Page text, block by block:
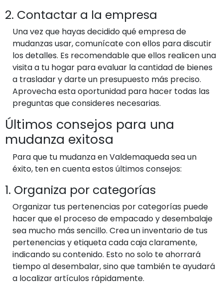
2. Contactar a la empresa
Una vez que hayas decidido qué empresa de
mudanzas usar, comunícate con ellos para discutir
los detalles. Es recomendable que ellos realicen una
visita a tu hogar para evaluar la cantidad de bienes
a trasladar y darte un presupuesto más preciso.
Aprovecha esta oportunidad para hacer todas las
preguntas que consideres necesarias.
Últimos consejos para una
mudanza exitosa
Para que tu mudanza en Valdemaqueda sea un
éxito, ten en cuenta estos últimos consejos:
1. Organiza por categorías
Organizar tus pertenencias por categorías puede
hacer que el proceso de empacado y desembalaje
sea mucho más sencillo. Crea un inventario de tus
pertenencias y etiqueta cada caja claramente,
indicando su contenido. Esto no solo te ahorrará
tiempo al desembalar, sino que también te ayudará
a localizar artículos rápidamente.